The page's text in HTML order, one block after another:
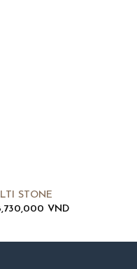
STONE
VNDKhoảng